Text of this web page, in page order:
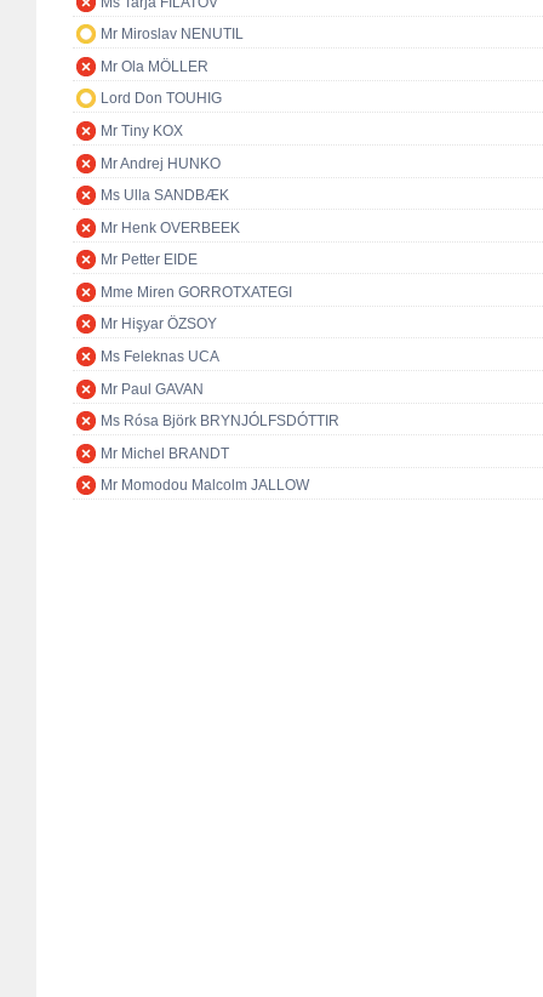
Mr Miroslav NENUTIL
Mr Ola MÖLLER
Lord Don TOUHIG
Mr Tiny KOX
Mr Andrej HUNKO
Ms Ulla SANDBÆK
Mr Henk OVERBEEK
Mr Petter EIDE
Mme Miren GORROTXATEGI
Mr Hişyar ÖZSOY
Ms Feleknas UCA
Mr Paul GAVAN
Ms Rósa Björk BRYNJÓLFSDÓTTIR
Mr Michel BRANDT
Mr Momodou Malcolm JALLOW